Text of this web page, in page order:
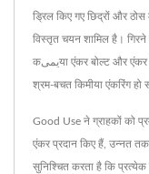
ड्रिल किए गए छिद्रों और
विस्तृत चयन शामिल है।
कیمیया एंकर बोल्ट और एंकर फिक्सिंग शामिल हैं ताकि कुशल, बिना किसी परेशानी के,
श्रम-बचत किमीया एंकरिंग हो
Good Use ने ग्राहकों को
एंकर प्रदान किए हैं, उन्नत
सुनिश्चित करता है कि